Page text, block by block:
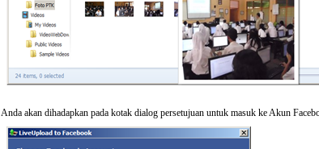
Anda akan dihadapkan pada kotak dialog persetujuan untuk masuk ke Akun